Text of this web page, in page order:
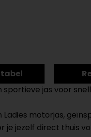
jas voor
motorjas,
jezelf direct thuis